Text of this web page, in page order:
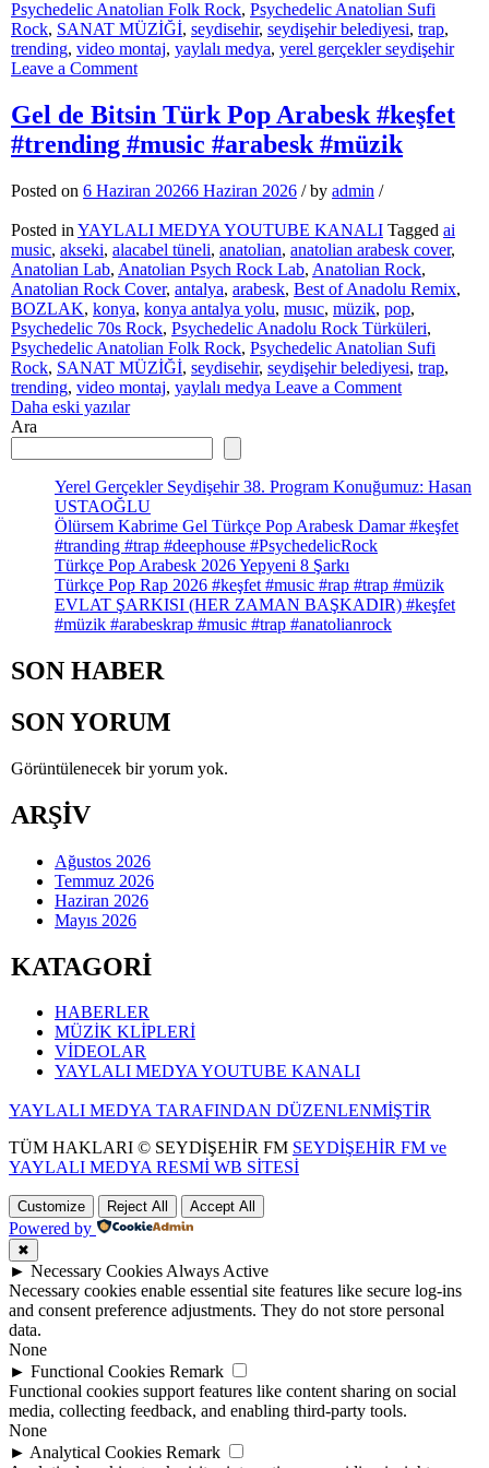
Psychedelic Anatolian Folk Rock, Psychedelic Anatolian Sufi
Rock, SANAT MÜZİĞİ, seydisehir, seydişehir belediyesi, trap,
trending, video montaj, yaylalı medya, yerel gerçekler seydişehir
Leave a Commenton
Gerçekler
Seydişehir
34.
Konuğumuz:
Mustafa
YÜKSEL
Gel de Bitsin Türk Pop Arabesk #keşfet
#trending #music #arabesk #müzik
Posted on 6 Haziran 20266 Haziran 2026 /by admin /
Posted in YAYLALI MEDYA YOUTUBE KANALI Tagged ai
music, akseki, alacabel tüneli, anatolian, anatolian arabesk cover,
Anatolian Lab, Anatolian Psych Rock Lab, Anatolian Rock,
Anatolian Rock Cover, antalya, arabesk, Best of Anadolu Remix,
BOZLAK, konya, konya antalya yolu, musıc, müzik, pop,
Psychedelic 70s Rock, Psychedelic Anadolu Rock Türküleri,
Psychedelic Anatolian Folk Rock, Psychedelic Anatolian Sufi
Rock, SANAT MÜZİĞİ, seydisehir, seydişehir belediyesi, trap,
trending, video montaj, yaylalı medya Leave a Commenton
Pop
#keşfet
#arabesk
#müzik
Yazı
gezinmesi
Daha eski yazılar
Ara
Yerel Gerçekler Seydişehir 38. Program Konuğumuz: Hasan
USTAOĞLU
Ölürsem Kabrime Gel Türkçe Pop Arabesk Damar #keşfet
#tranding #trap #deephouse #PsychedelicRock
Türkçe Pop Arabesk 2026 Yepyeni 8 Şarkı
Türkçe Pop Rap 2026 #keşfet #music #rap #trap #müzik
EVLAT ŞARKISI (HER ZAMAN BAŞKADIR) #keşfet
#müzik #arabeskrap #music #trap #anatolianrock
SON HABER
SON YORUM
Görüntülenecek bir yorum yok.
ARŞİV
Ağustos 2026
Temmuz 2026
Haziran 2026
Mayıs 2026
KATAGORİ
HABERLER
MÜZİK KLİPLERİ
VİDEOLAR
YAYLALI MEDYA YOUTUBE KANALI
YAYLALI MEDYA TARAFINDAN DÜZENLENMİŞTİR
TÜM HAKLARI © SEYDİŞEHİR FM SEYDİŞEHİR FM ve
YAYLALI MEDYA RESMİ WB SİTESİ
Customize Reject All Accept All
Powered by
✖
► Necessary CookiesAlways Active
Necessary cookies enable essential site features like secure log-ins
and consent preference adjustments. They do not store personal
data.
None
► Functional Cookies Remark
Functional cookies support features like content sharing on social
media, collecting feedback, and enabling third-party tools.
None
► Analytical Cookies Remark